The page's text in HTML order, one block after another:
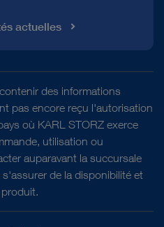
actuelles
des informations
pas encore reçu l'autorisation
où KARL STORZ exerce
utilisation ou
auparavant la succursale
de la disponibilité et